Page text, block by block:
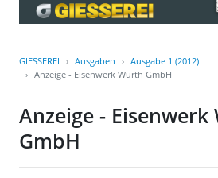
GIESSEREI Ausgaben
Ausgabe 1 (2012)
Anzeige - Eisenwerk Würth GmbH
Anzeige - Eisenwerk
GmbH